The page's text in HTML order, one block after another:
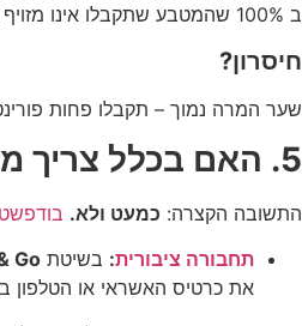
ב 100% שהמטבע שתקבלו אינו מזויף או יצא מהמחזור.
חיסרון?
שער המרה נמוך – תקבלו פחות
5. האם בכלל צריך מזומן בבודפשט?
התשובה הקצרה: כמעט ולא. בודפשט
תחבורה ציבורית: בשיטת Go
את כרטיס האשראי או הטלפון